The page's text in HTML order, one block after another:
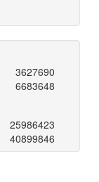
3627690
6683648
25986423
40899846